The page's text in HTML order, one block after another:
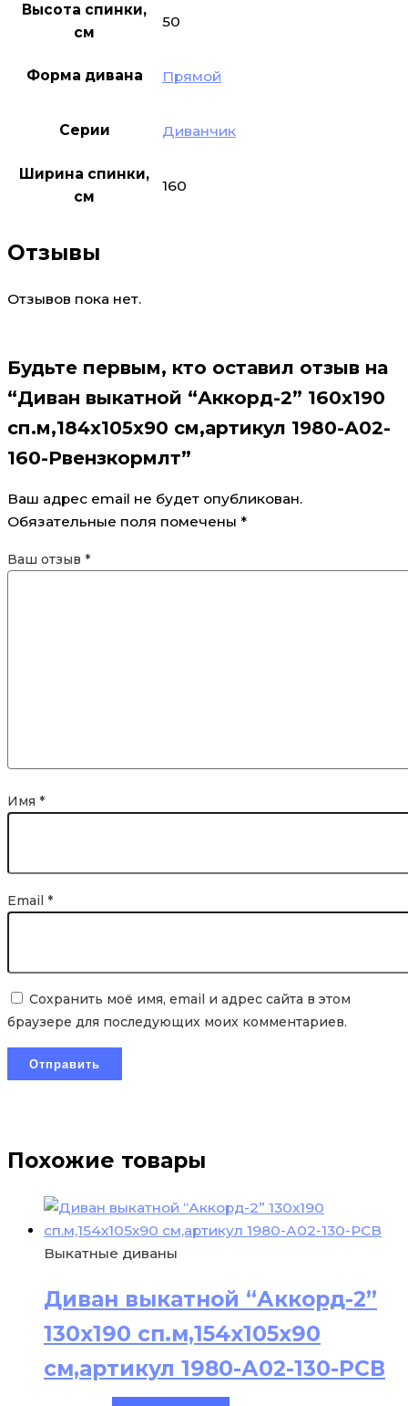
Высота спинки,
см
50
Форма дивана Прямой
Серии Диванчик
Ширина спинки,
см
160
Отзывы
Отзывов пока нет.
Будьте первым, кто оставил отзыв на
“Диван выкатной “Аккорд-2” 160х190
сп.м,184х105х90 см,артикул 1980-А02-
160-Рвензкормлт”
Ваш адрес email не будет опубликован.
Обязательные поля помечены *
Ваш отзыв *
Имя *
Email *
Сохранить моё имя, email и адрес сайта в этом
браузере для последующих моих комментариев.
Похожие товары
Выкатные диваны
Диван выкатной “Аккорд-2”
130х190 сп.м,154х105х90
см,артикул 1980-А02-130-РСВ